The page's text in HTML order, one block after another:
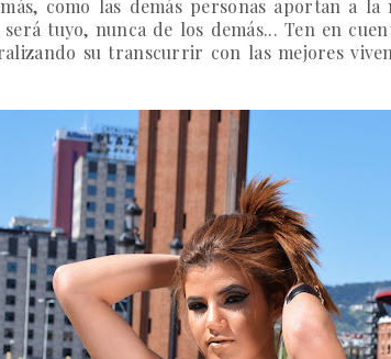
como las demás personas aportan a
tuyo, nunca de los demás... Ten en
su transcurrir con las mejores